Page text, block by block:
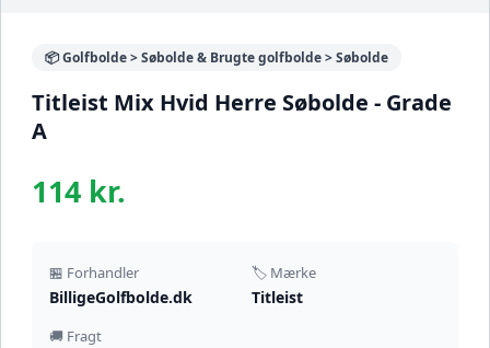
📦 Golfbolde > Søbolde & Brugte golfbolde > Søbolde
Titleist Mix Hvid Herre Søbolde - Grade
A
114 kr.
🏪 Forhandler
BilligeGolfbolde.dk
🏷️ Mærke
Titleist
🚚 Fragt